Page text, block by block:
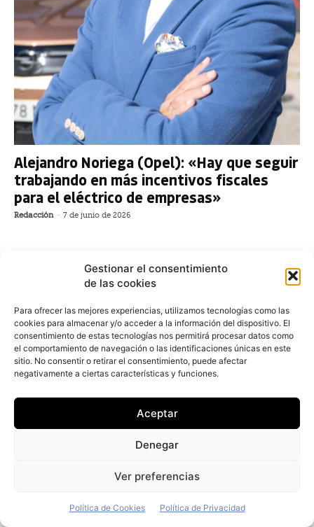
Gestionar el consentimiento
de las cookies
Para ofrecer las mejores experiencias, utilizamos tecnologías como las
cookies para almacenar y/o acceder a la información del dispositivo. El
consentimiento de estas tecnologías nos permitirá procesar datos como
el comportamiento de navegación o las identificaciones únicas en este
sitio. No consentir o retirar el consentimiento, puede afectar
negativamente a ciertas características y funciones.
Aceptar
Denegar
Ver preferencias
Política de Cookies Política de Privacidad
Alejandro Noriega (Opel): «Hay que seguir
trabajando en más incentivos fiscales
para el eléctrico de empresas»
Redacción - 7 de junio de 2026